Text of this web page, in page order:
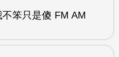
笨只是傻 FM AM